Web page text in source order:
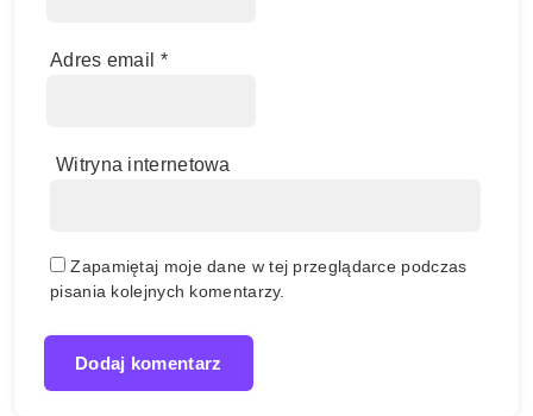
Adres email *
Witryna internetowa
Zapamiętaj moje dane w tej przeglądarce podczas
pisania kolejnych komentarzy.